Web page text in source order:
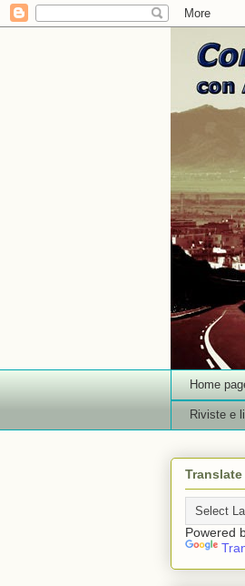
Home
Riviste e
Translate
Powered